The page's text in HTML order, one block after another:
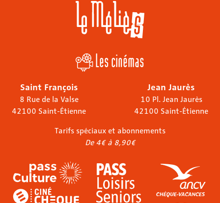
Les cinémas
Saint François
8 Rue de la Valse
42100 Saint-Étienne
Jean Jaurès
10 Pl. Jean Jaurès
42100 Saint-Étienne
Tarifs spéciaux et abonnements
De 4€ à 8,90€